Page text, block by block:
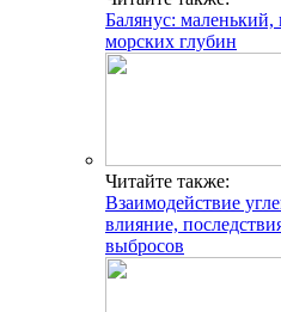
Балянус: маленький,
морских глубин
Читайте также:
Взаимодействие
влияние,
выбросов